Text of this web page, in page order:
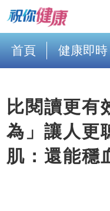
首頁 健康即時
比閱讀更有
為」讓人更
肌：還能穩